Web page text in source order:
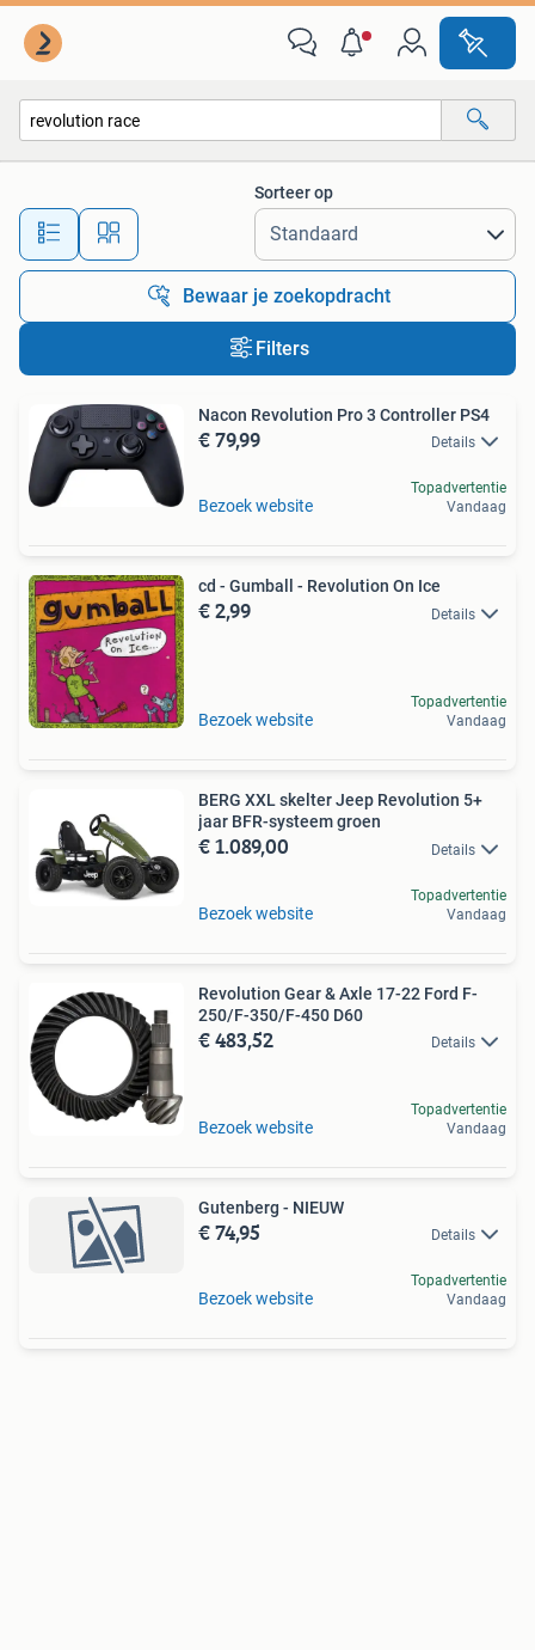
Alle afstanden…
Sorteer op
Bewaar je zoekopdracht
Filters
Nacon Revolution Pro 3 Controller PS4
€ 79,99 Details
Bezoek website
Topadvertentie
Vandaag
cd - Gumball - Revolution On Ice
€ 2,99 Details
Bezoek website
Topadvertentie
Vandaag
BERG XXL skelter Jeep Revolution 5+
jaar BFR-systeem groen
€ 1.089,00 Details
Bezoek website
Topadvertentie
Vandaag
Revolution Gear & Axle 17-22 Ford F-
250/F-350/F-450 D60
€ 483,52 Details
Bezoek website
Topadvertentie
Vandaag
Gutenberg - NIEUW
€ 74,95 Details
Bezoek website
Topadvertentie
Vandaag